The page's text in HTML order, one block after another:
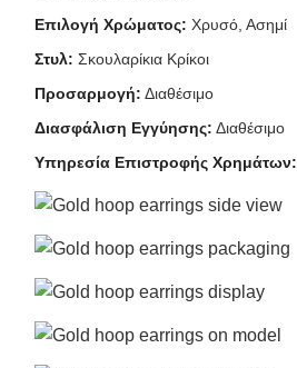
Επιλογή Χρώματος: Χρυσό, Ασημί
Στυλ: Σκουλαρίκια Κρίκοι
Προσαρμογή: Διαθέσιμο
Διασφάλιση Εγγύησης: Διαθέσιμο
Υπηρεσία Επιστροφής Χρημάτων: